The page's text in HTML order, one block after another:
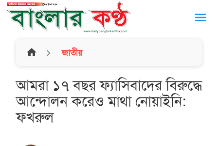
menu
home জাতীয়
আমরা ১৭ বছর ফ্যাসিবাদের বিরুদ্ধে
আন্দোলন করেও মাথা নোয়াইনি:
ফখরুল